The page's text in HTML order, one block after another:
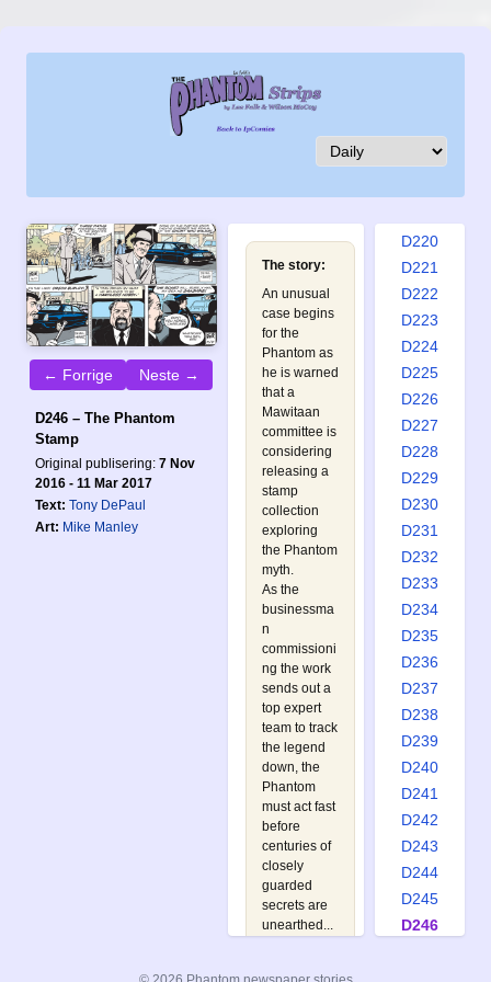
← Forrige Neste →
D246 – The Phantom
Stamp
Original publisering: 7 Nov
2016 - 11 Mar 2017
Text: Tony DePaul
Art: Mike Manley
The story:
An unusual
case begins
for the
Phantom as
he is warned
that a
Mawitaan
committee is
considering
releasing a
stamp
collection
exploring
the Phantom
myth.
As the
businessma
n
commissioni
ng the work
sends out a
top expert
team to track
the legend
down, the
Phantom
must act fast
before
centuries of
closely
guarded
secrets are
unearthed...
D213
D216
D220
D221
D222
D223
D224
D225
D226
D227
D228
D229
D230
D231
D232
D233
D234
D235
D236
D237
D238
D239
D240
D241
D242
D243
D244
D245
D246